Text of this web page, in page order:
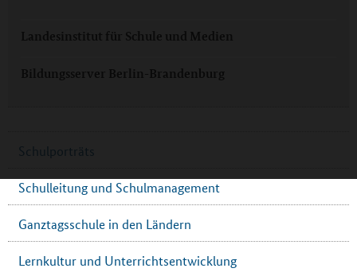
Landesinstitut für Schule und Medien
Bildungsserver Berlin-Brandenburg
Schulporträts
Schulleitung und Schulmanagement
Ganztagsschule in den Ländern
Lernkultur und Unterrichtsentwicklung